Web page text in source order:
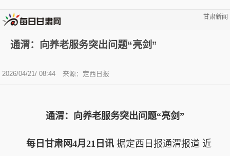
甘肃新闻
通渭：向养老服务突出问题“亮剑”
2026/04/21/ 08:44 来源：定西日报
通渭：向养老服务突出问题“亮剑”
每日甘肃网4月21日讯 据定西日报通渭报道 近